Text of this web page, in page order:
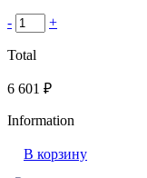
- +
Total
6 601 ₽
Information
В корзину